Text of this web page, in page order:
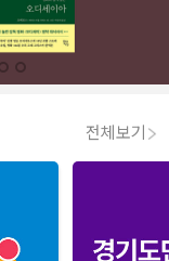
전체보기